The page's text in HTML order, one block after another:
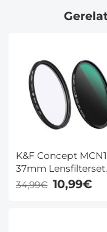
K&F Concept MCN1
37mm Lensfilterset
ND1000 CPL Met
34,99€ 10,99€